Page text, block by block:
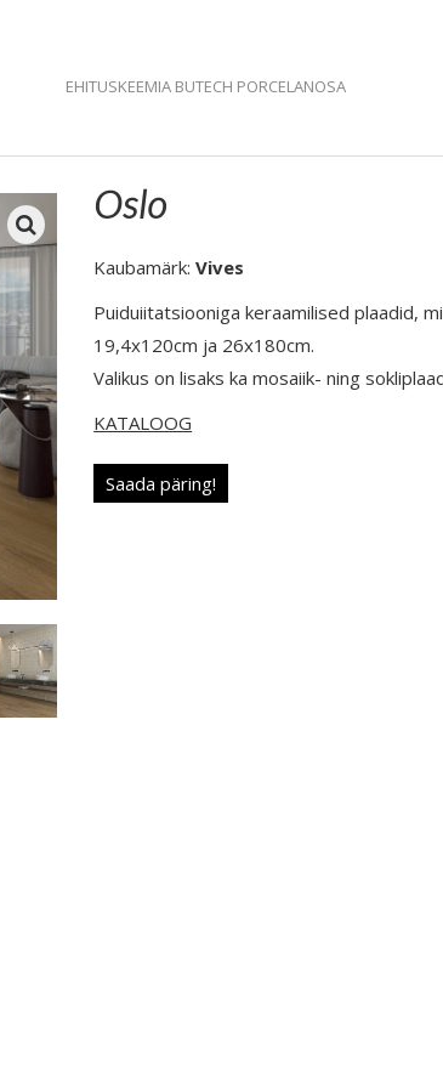
EHITUSKEEMIA BUTECH PORCELANOSA
Oslo
Kaubamärk:Vives
Puiduiitatsiooniga keraamilised plaadid,
19,4x120cm ja 26x180cm.
Valikus on lisaks ka mosaiik- ning
KATALOOG
Saada päring!